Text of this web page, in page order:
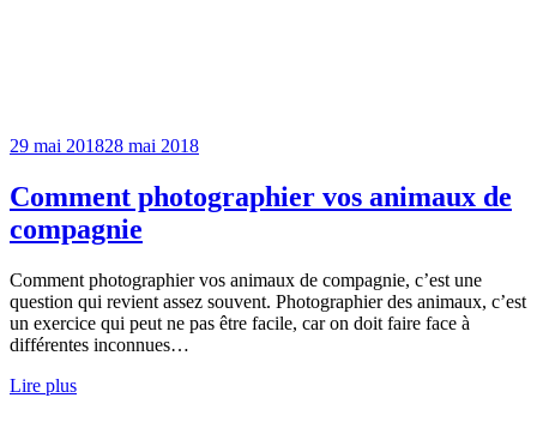
29 mai 201828 mai 2018
Comment photographier vos animaux de
compagnie
Comment photographier vos animaux de compagnie, c’est une
question qui revient assez souvent. Photographier des animaux, c’est
un exercice qui peut ne pas être facile, car on doit faire face à
différentes inconnues…
Lire plus